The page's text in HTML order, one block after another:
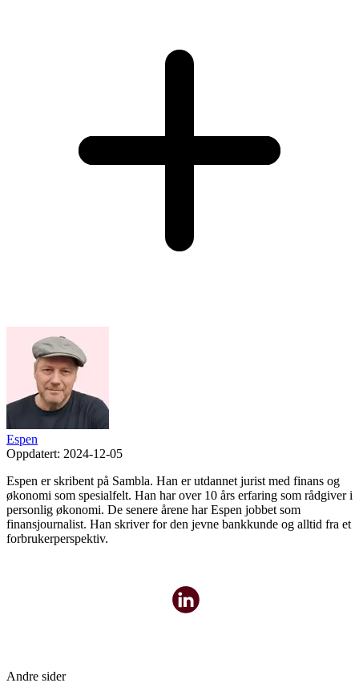
Espen
Oppdatert: 2024-12-05
Espen er skribent på Sambla. Han er utdannet jurist med finans og
økonomi som spesialfelt. Han har over 10 års erfaring som rådgiver i
personlig økonomi. De senere årene har Espen jobbet som
finansjournalist. Han skriver for den jevne bankkunde og alltid fra et
forbrukerperspektiv.
Andre sider